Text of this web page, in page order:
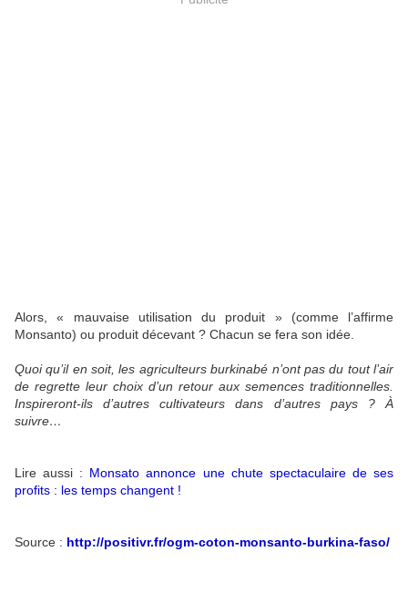
Alors, « mauvaise utilisation du produit » (comme l’affirme
Monsanto) ou produit décevant ? Chacun se fera son idée.
Quoi qu’il en soit, les agriculteurs burkinabé n’ont pas du tout l’air
de regrette leur choix d’un retour aux semences traditionnelles.
Inspireront-ils d’autres cultivateurs dans d’autres pays ? À
suivre…
Lire aussi : Monsato annonce une chute spectaculaire de ses
profits : les temps changent !
Source : http://positivr.fr/ogm-coton-monsanto-burkina-faso/